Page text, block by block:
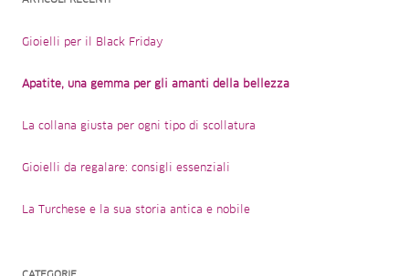
Gioielli per il Black Friday
Apatite, una gemma per gli amanti della bellezza
La collana giusta per ogni tipo di scollatura
Gioielli da regalare: consigli essenziali
La Turchese e la sua storia antica e nobile